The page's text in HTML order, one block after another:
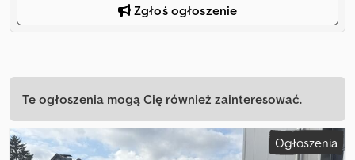
Zgłoś ogłoszenie
Te ogłoszenia mogą Cię również zainteresować.
Ogłoszenia